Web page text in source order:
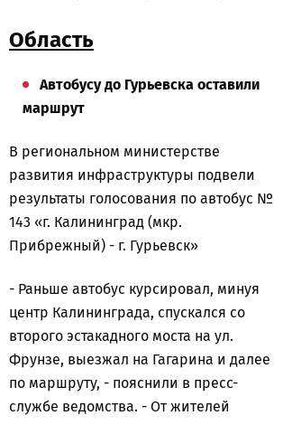
Область
Автобусу до Гурьевска оставили
маршрут
В региональном министерстве
развития инфраструктуры подвели
результаты голосования по автобус №
143 «г. Калининград (мкр.
Прибрежный) - г. Гурьевск»
- Раньше автобус курсировал, минуя
центр Калининграда, спускался со
второго эстакадного моста на ул.
Фрунзе, выезжал на Гагарина и далее
по маршруту, - пояснили в пресс-
службе ведомства. - От жителей